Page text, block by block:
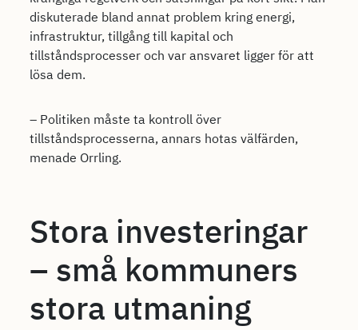
diskuterade bland annat problem kring energi,
infrastruktur, tillgång till kapital och
tillståndsprocesser och var ansvaret ligger för att
lösa dem.
– Politiken måste ta kontroll över
tillståndsprocesserna, annars hotas välfärden,
menade Orrling.
Stora investeringar
– små kommuners
stora utmaning